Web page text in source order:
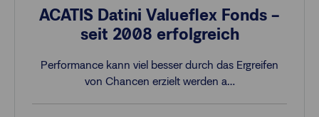
ACATIS Datini Valueflex Fonds –
seit 2008 erfolgreich
Performance kann viel besser durch das Ergreifen
von Chancen erzielt werden a…